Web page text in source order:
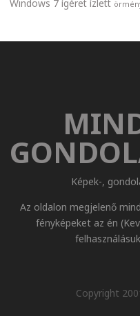
Windows 7 ígéret ízlett
Képek-,
Az oldalon megjelenő
fényképeket az én
Copyright